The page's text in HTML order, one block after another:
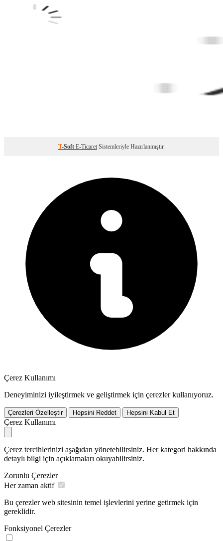
T-Soft E-Ticaret Sistemleriyle Hazırlanmıştır.
Çerez Kullanımı
Deneyiminizi iyileştirmek ve geliştirmek için çerezler kullanıyoruz.
Çerezleri Özelleştir Hepsini Reddet Hepsini Kabul Et
Çerez Kullanımı
Çerez tercihlerinizi aşağıdan yönetebilirsiniz. Her kategori hakkında
detaylı bilgi için açıklamaları okuyabilirsiniz.
Zorunlu Çerezler
Her zaman aktif
Bu çerezler web sitesinin temel işlevlerini yerine getirmek için
gereklidir.
Fonksiyonel Çerezler